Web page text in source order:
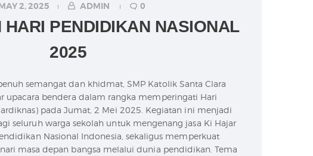
2, 2025 ADMIN 0
HARI PENDIDIKAN NASIONAL
2025
semangat dan khidmat, SMP Katolik Santa Clara
upacara bendera dalam rangka memperingati Hari
pada Jumat, 2 Mei 2025. Kegiatan ini menjadi
seluruh warga sekolah untuk mengenang jasa Ki Hajar
Nasional Indonesia, sekaligus memperkuat
masa depan bangsa melalui dunia pendidikan. Tema